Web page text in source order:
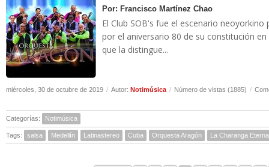
Por: Francisco Martínez Chao
El Club SOB's fue el escenario
por el aniversario 80 de su constitución
que la distingue...
miércoles, 30 de octubre de 2019 / Autor: Notimúsica / Número de vistas (1885) /
Categorías: Notimúsica
Tags: salsa Medellín Latinastereo Cuba Orquesta Aragón La Charanga Eterna